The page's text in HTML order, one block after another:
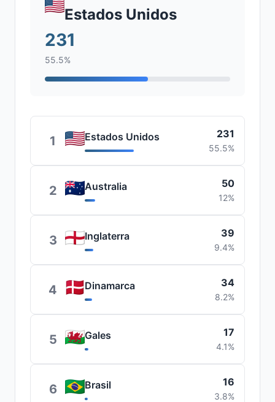
Estados Unidos
231
55.5%
1 Estados Unidos 231
55.5%
2 Australia 50
12%
3 Inglaterra 39
9.4%
4 Dinamarca 34
8.2%
5 Gales 17
4.1%
6 Brasil 16
3.8%